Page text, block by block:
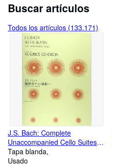
Buscar artículos
Todos los artículos (133.171)
J.S. Bach: Complete
Unaccompanied Cello Suites
(Zen-On Music Score)
(Japanese Language Book)
Tapa blanda
Usado